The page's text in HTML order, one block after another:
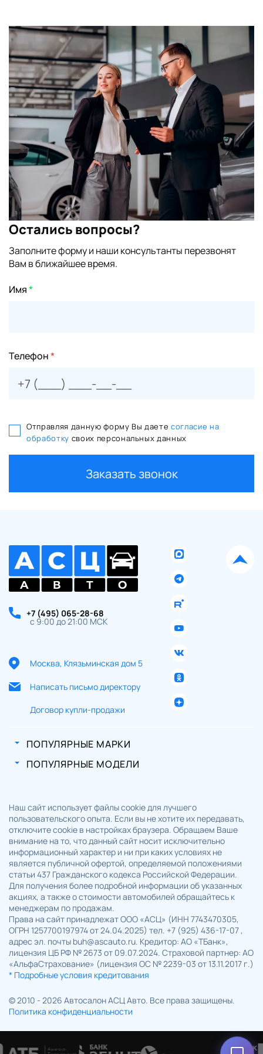
Остались вопросы?
Заполните форму и наши консультанты перезвонят
Вам в ближайшее время.
Имя*
Телефон*
Отправляя данную форму Вы даете согласие на
обработку своих персональных данных
Заказать звонок
+7 (495) 065-28-68
с 9:00 до 21:00 МСК
Москва, Клязьминская дом 5
Написать письмо директору
Договор купли-продажи
ПОПУЛЯРНЫЕ МАРКИ
ПОПУЛЯРНЫЕ МОДЕЛИ
Наш сайт использует файлы cookie для лучшего
пользовательского опыта. Если вы не хотите их передавать,
отключите cookie в настройках браузера. Обращаем Ваше
внимание на то, что данный сайт носит исключительно
информационный характер и ни при каких условиях не
является публичной офертой, определяемой положениями
статьи 437 Гражданского кодекса Российской Федерации.
Для получения более подробной информации об указанных
акциях, а также о стоимости автомобилей обращайтесь к
менеджерам по продажам.
Права на сайт принадлежат ООО «АСЦ» (ИНН 7743470305,
ОГРН 1257700197974 от 24.04.2025) тел. +7 (925) 436-17-07 ,
адрес эл. почты buh@ascauto.ru. Кредитор: АО «ТБанк»,
лицензия ЦБ РФ № 2673 от 09.07.2024. Страховой партнер: АО
«АльфаСтрахование» (лицензия ОС № 2239-03 от 13.11.2017 г.)
* Подробные условия кредитования
© 2010 - 2026 Автосалон АСЦ Авто. Все права защищены.
Политика конфиденциальности